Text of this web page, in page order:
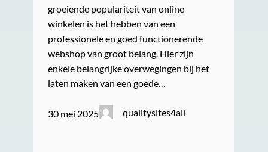
groeiende populariteit van online
winkelen is het hebben van een
professionele en goed functionerende
webshop van groot belang. Hier zijn
enkele belangrijke overwegingen bij het
laten maken van een goede…
30 mei 2025 qualitysites4all